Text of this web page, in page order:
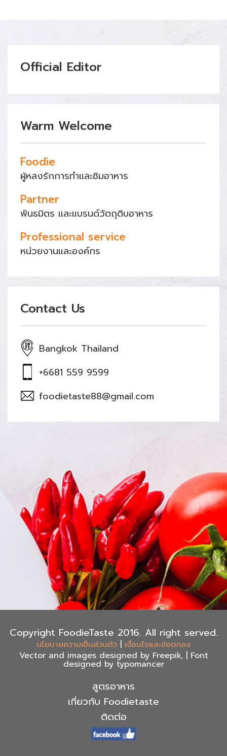
Official Editor
Warm Welcome
Foodie
ผู้หลงรักการทำและชิมอาหาร
Partner
พันธมิตร และแบรนด์วัตถุดิบอาหาร
Professional service
หน่วยงานและองค์กร
Contact Us
Bangkok Thailand
+6681 559 9599
foodietaste88@gmail.com
Copyright FoodieTaste 2016. All right served.
นโยบายความเป็นส่วนตัว | เงื่อนไขและข้อตกลง
Vector and images designed by Freepik, | Font
designed by typomancer
สูตรอาหาร
เกี่ยวกับ Foodietaste
ติดต่อ